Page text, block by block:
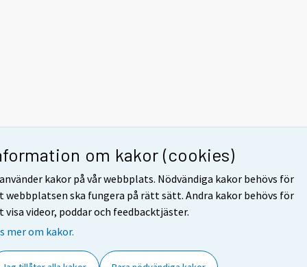
om kakor (cookies)
kakor på vår webbplats. Nödvändiga kakor behövs för
webbplatsen ska fungera på rätt sätt. Andra kakor behövs för
visa videor, poddar och feedbacktjäster.
mer om kakor.